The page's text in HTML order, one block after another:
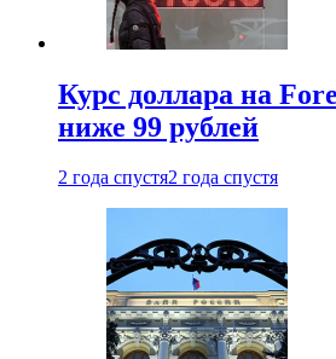
Курс доллара на
ниже 99 рублей
2 года спустя2 года спустя